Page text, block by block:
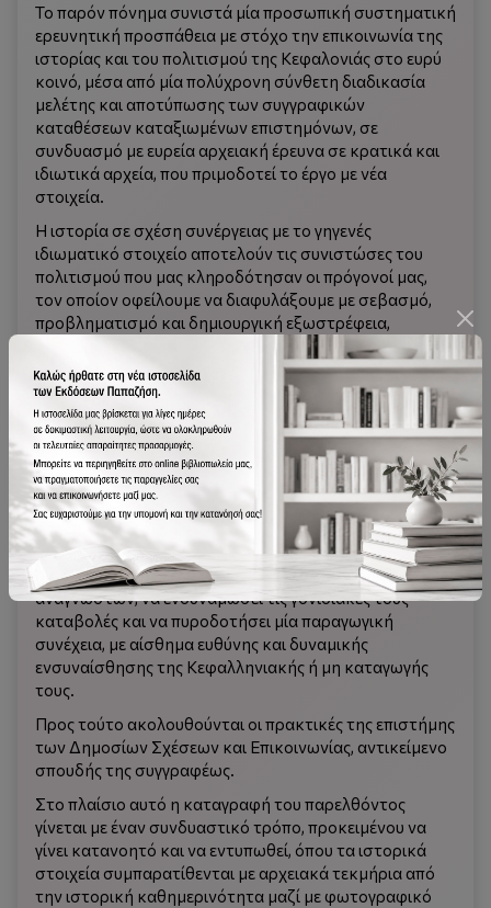
Το παρόν πόνημα συνιστά μία προσωπική συστηματική
ερευνητική προσπάθεια με στόχο την επικοινωνία της
ιστορίας και του πολιτισμού της Κεφαλονιάς στο ευρύ
κοινό, μέσα από μία πολύχρονη σύνθετη διαδικασία
μελέτης και αποτύπωσης των συγγραφικών
καταθέσεων καταξιωμένων επιστημόνων, σε
συνδυασμό με ευρεία αρχειακή έρευνα σε κρατικά και
ιδιωτικά αρχεία, που πριμοδοτεί το έργο με νέα
στοιχεία.
Η ιστορία σε σχέση συνέργειας με το γηγενές
ιδιωματικό στοιχείο αποτελούν τις συνιστώσες του
πολιτισμού που μας κληροδότησαν οι πρόγονοί μας,
τον οποίον οφείλουμε να διαφυλάξουμε με σεβασμό,
προβληματισμό και δημιουργική εξωστρέφεια,
πολύτιμη παρακαταθήκη για τις επόμενες γενιές
Κεφαλονιτών.
Η ρήση «πολλῷ κάρρονες» του τίτλου, ευτυχής
ευόδωση στόχου για την γράφουσα, παρατίθεται
ελπιδοφόρα για το μέλλον μιας κοινωνίας, που
πριμοδοτεί τους μεταγενέστερους με επιτεύγματα
Κεφαλονίτικης ιδιοσυγκρασίας.
Το όλο εγχείρημα εφορμείται από την αρχή της
Ατομικής Κοινωνικής Ευθύνης και μεθοδεύεται με
τρόπο που προσδοκά να «εγείρει» το συναίσθημα των
αναγνωστών, να ενδυναμώσει τις γονιδιακές τους
καταβολές και να πυροδοτήσει μία παραγωγική
συνέχεια, με αίσθημα ευθύνης και δυναμικής
ενσυναίσθησης της Κεφαλληνιακής ή μη καταγωγής
τους.
Προς τούτο ακολουθούνται οι πρακτικές της επιστήμης
των Δημοσίων Σχέσεων και Επικοινωνίας, αντικείμενο
σπουδής της συγγραφέως.
Στο πλαίσιο αυτό η καταγραφή του παρελθόντος
γίνεται με έναν συνδυαστικό τρόπο, προκειμένου να
γίνει κατανοητό και να εντυπωθεί, όπου τα ιστορικά
στοιχεία συμπαρατίθενται με αρχειακά τεκμήρια από
την ιστορική καθημερινότητα μαζί με φωτογραφικό